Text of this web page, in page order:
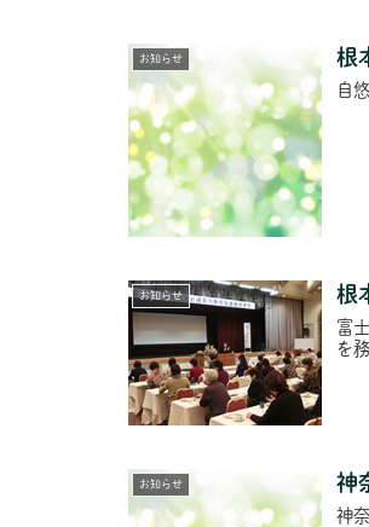
お知らせ 根
自
お知らせ 根
富
を
お知らせ 神
神